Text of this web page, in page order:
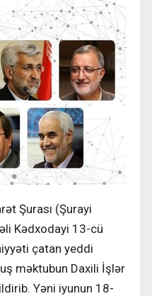
Şurası (Şurayi
Kədxodayi 13-cü
çatan yeddi
məktubun Daxili İşlər
Yəni iyunun 18-